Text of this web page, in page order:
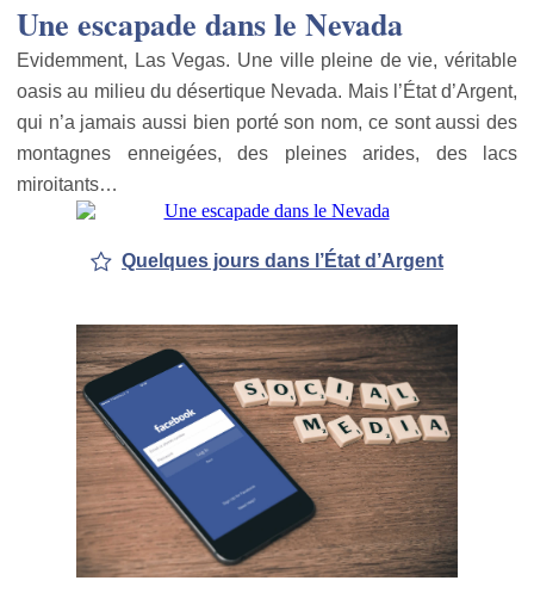
Une escapade dans le Nevada
Evidemment, Las Vegas. Une ville pleine de vie, véritable
oasis au milieu du désertique Nevada. Mais l’État d’Argent,
qui n’a jamais aussi bien porté son nom, ce sont aussi des
montagnes enneigées, des pleines arides, des lacs
miroitants…
Quelques jours dans l’État d’Argent